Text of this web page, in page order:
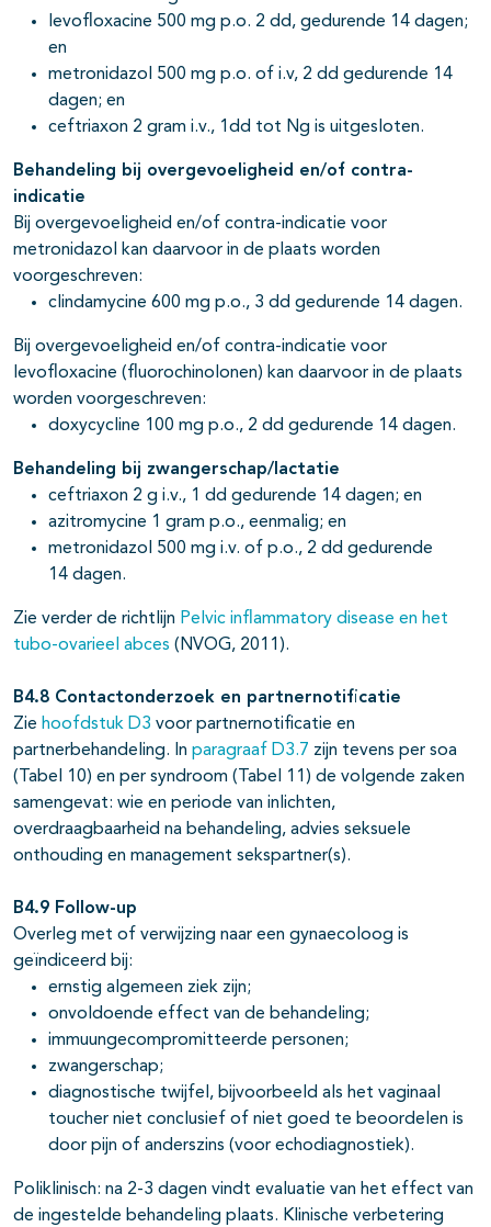
levofloxacine 500 mg p.o. 2 dd, gedurende 14 dagen;
en
metronidazol 500 mg p.o. of i.v, 2 dd gedurende 14
dagen; en
ceftriaxon 2 gram i.v., 1dd tot Ng is uitgesloten.
Behandeling bij overgevoeligheid en/of contra-
indicatie
Bij overgevoeligheid en/of contra-indicatie voor
metronidazol kan daarvoor in de plaats worden
voorgeschreven:
clindamycine 600 mg p.o., 3 dd gedurende 14 dagen.
Bij overgevoeligheid en/of contra-indicatie voor
levofloxacine (fluorochinolonen) kan daarvoor in de plaats
worden voorgeschreven:
doxycycline 100 mg p.o., 2 dd gedurende 14 dagen.
Behandeling bij zwangerschap/lactatie
ceftriaxon 2 g i.v., 1 dd gedurende 14 dagen; en
azitromycine 1 gram p.o., eenmalig; en
metronidazol 500 mg i.v. of p.o., 2 dd gedurende
14 dagen.
Zie verder de richtlijn Pelvic inflammatory disease en het
tubo-ovarieel abces (NVOG, 2011).
B4.8 Contactonderzoek en partnernotificatie
Zie hoofdstuk D3 voor partnernotificatie en
partnerbehandeling. In paragraaf D3.7 zijn tevens per soa
(Tabel 10) en per syndroom (Tabel 11) de volgende zaken
samengevat: wie en periode van inlichten,
overdraagbaarheid na behandeling, advies seksuele
onthouding en management sekspartner(s).
B4.9 Follow-up
Overleg met of verwijzing naar een gynaecoloog is
geïndiceerd bij:
ernstig algemeen ziek zijn;
onvoldoende effect van de behandeling;
immuungecompromitteerde personen;
zwangerschap;
diagnostische twijfel, bijvoorbeeld als het vaginaal
toucher niet conclusief of niet goed te beoordelen is
door pijn of anderszins (voor echodiagnostiek).
Poliklinisch: na 2-3 dagen vindt evaluatie van het effect van
de ingestelde behandeling plaats. Klinische verbetering